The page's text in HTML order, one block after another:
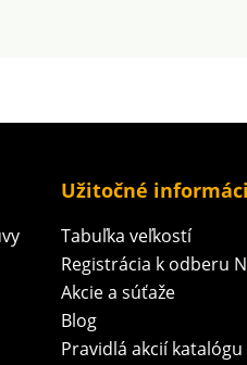
Užitočné
Tabuľka veľkostí
Registrácia k odberu
Akcie a súťaže
Blog
Pravidlá akcií katalógu